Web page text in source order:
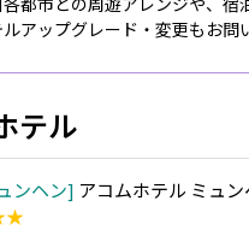
アップグレード・変更もお
テル
ンヘン アコムホテル ミュ